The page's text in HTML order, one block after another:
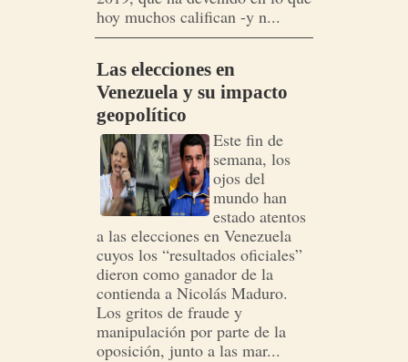
hoy muchos califican -y n...
Las elecciones en
Venezuela y su impacto
geopolítico
Este fin de
semana, los
ojos del
mundo han
estado atentos
a las elecciones en Venezuela
cuyos los “resultados oficiales”
dieron como ganador de la
contienda a Nicolás Maduro.
Los gritos de fraude y
manipulación por parte de la
oposición, junto a las mar...